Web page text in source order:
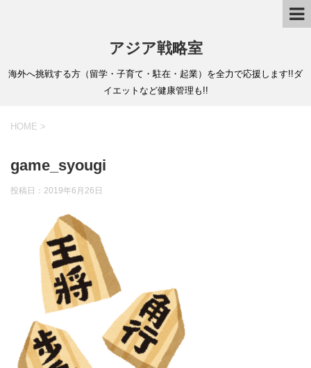
アジア戦略室
海外へ挑戦する方（留学・子育て・駐在・起業）を全力で応援します!!ダ
イエットなど健康管理も!!
HOME >
game_syougi
投稿日： 2019年6月26日